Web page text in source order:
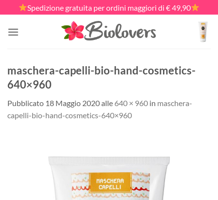
ai
contenuti
Spedizione gratuita per ordini maggiori di € 49,90
maschera-capelli-bio-hand-cosmetics-
640×960
Pubblicato 18 Maggio 2020alle 640 × 960 in maschera-
capelli-bio-hand-cosmetics-640×960